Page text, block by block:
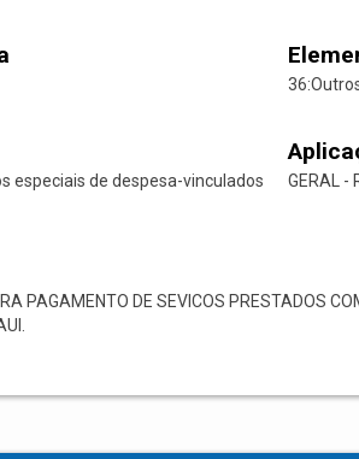
especiais de despesa-vinculados GERAL -
PAGAMENTO DE SEVICOS PRESTADOS